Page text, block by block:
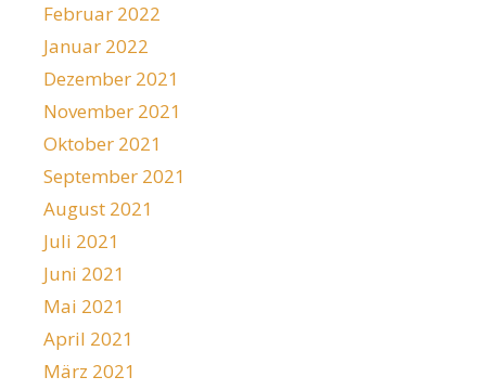
Februar 2022
Januar 2022
Dezember 2021
November 2021
Oktober 2021
September 2021
August 2021
Juli 2021
Juni 2021
Mai 2021
April 2021
März 2021